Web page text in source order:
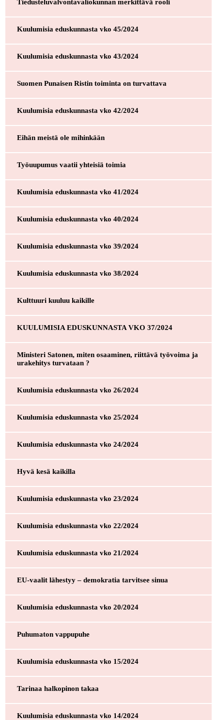
Tiedusteluvalvontavaliokunnan merkittävä rooli
Kuulumisia eduskunnasta vko 45/2024
Kuulumisia eduskunnasta vko 43/2024
Suomen Punaisen Ristin toiminta on turvattava
Kuulumisia eduskunnasta vko 42/2024
Eihän meistä ole mihinkään
Työuupumus vaatii yhteisiä toimia
Kuulumisia eduskunnasta vko 41/2024
Kuulumisia eduskunnasta vko 40/2024
Kuulumisia eduskunnasta vko 39/2024
Kuulumisia eduskunnasta vko 38/2024
Kulttuuri kuuluu kaikille
KUULUMISIA EDUSKUNNASTA VKO 37/2024
Ministeri Satonen, miten osaaminen, riittävä työvoima ja
urakehitys turvataan ?
Kuulumisia eduskunnasta vko 26/2024
Kuulumisia eduskunnasta vko 25/2024
Kuulumisia eduskunnasta vko 24/2024
Hyvä kesä kaikilla
Kuulumisia eduskunnasta vko 23/2024
Kuulumisia eduskunnasta vko 22/2024
Kuulumisia eduskunnasta vko 21/2024
EU-vaalit lähestyy – demokratia tarvitsee sinua
Kuulumisia eduskunnasta vko 20/2024
Puhumaton vappupuhe
Kuulumisia eduskunnasta vko 15/2024
Tarinaa halkopinon takaa
Kuulumisia eduskunnasta vko 14/2024